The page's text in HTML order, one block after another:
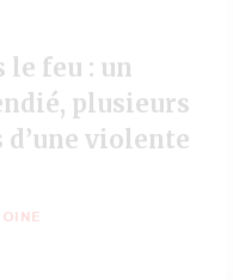
le feu : un
plusieurs
violente